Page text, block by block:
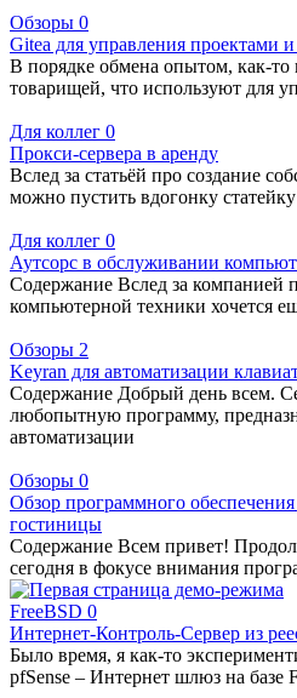
Обзоры 0
Gitea для управления проектами
В порядке обмена опытом, как-
товарищей, что используют для
Для коллег 0
Прокси-сервера в аренду
Вслед за статьёй про создание
можно пустить вдогонку
Для коллег 0
Аутсорс в обслуживании
Содержание Вслед за компанией
компьютерной техники хочется
Обзоры 2
Keyran для автоматизации
Содержание Добрый день всем.
любопытную программу,
автоматизации
Обзоры 0
Обзор программного
гостиницы
Содержание Всем привет!
сегодня в фокусе внимания
FreeBSD 0
Интернет-Контроль-Сервер из
Было время, я как-то
pfSense – Интернет шлюз на базе